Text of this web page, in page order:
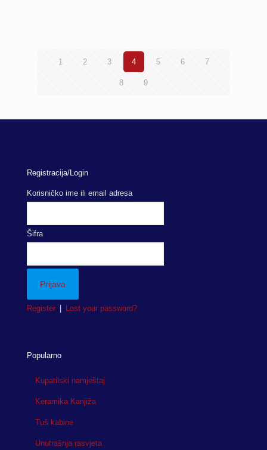
1 2 3 4 5 6 7
8 9
Registracija/Login
Korisničko ime ili email adresa
Šifra
Register | Lost your password?
Popularno
Kupatilski namještaj
Keramika Kanjiža
Tuš kabine
Unutrašnja rasvjeta